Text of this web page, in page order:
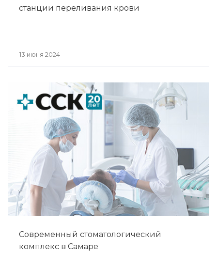
станции переливания крови
13 июня 2024
Современный стоматологический
комплекс в Самаре